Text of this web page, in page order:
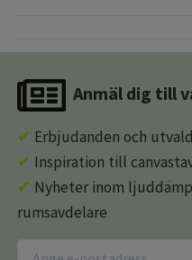
Anmäl dig till
✔ Erbjudanden och
✔ Inspiration till
✔ Nyheter inom
rumsavdelare